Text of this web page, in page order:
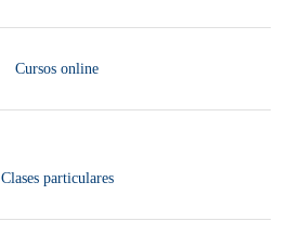
Cursos online
Clases particulares